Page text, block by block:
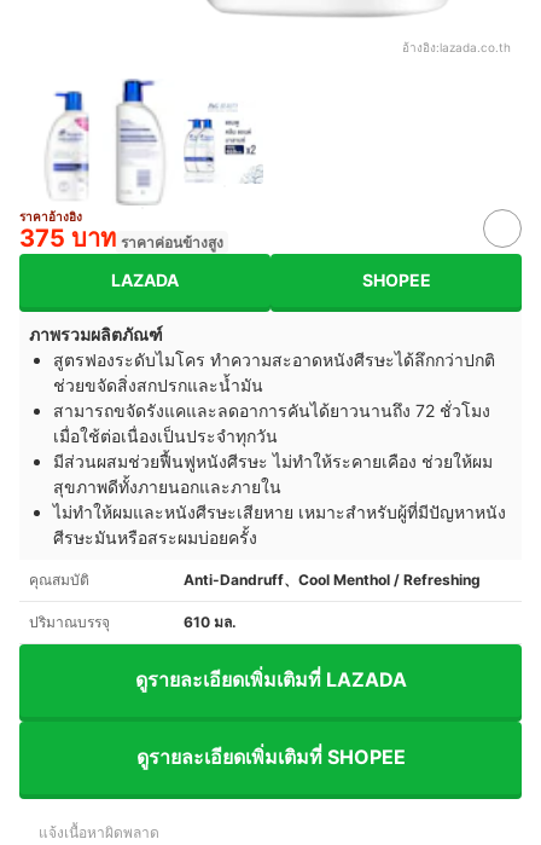
อ้างอิง:lazada.co.th
ราคาอ้างอิง
375 บาท ราคาค่อนข้างสูง
LAZADA SHOPEE
ภาพรวมผลิตภัณฑ์
สูตรฟองระดับไมโคร ทำความสะอาดหนังศีรษะได้ลึกกว่าปกติ
ช่วยขจัดสิ่งสกปรกและน้ำมัน
สามารถขจัดรังแคและลดอาการคันได้ยาวนานถึง 72 ชั่วโมง
เมื่อใช้ต่อเนื่องเป็นประจำทุกวัน
มีส่วนผสมช่วยฟื้นฟูหนังศีรษะ ไม่ทำให้ระคายเคือง ช่วยให้ผม
สุขภาพดีทั้งภายนอกและภายใน
ไม่ทำให้ผมและหนังศีรษะเสียหาย เหมาะสำหรับผู้ที่มีปัญหาหนัง
ศีรษะมันหรือสระผมบ่อยครั้ง
คุณสมบัติ Anti-Dandruff、Cool Menthol / Refreshing
ปริมาณบรรจุ 610 มล.
ดูรายละเอียดเพิ่มเติมที่ LAZADA
ดูรายละเอียดเพิ่มเติมที่ SHOPEE
แจ้งเนื้อหาผิดพลาด